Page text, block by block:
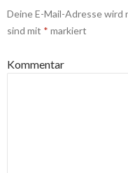
Deine E-Mail-Adresse
sind mit * markiert
Kommentar